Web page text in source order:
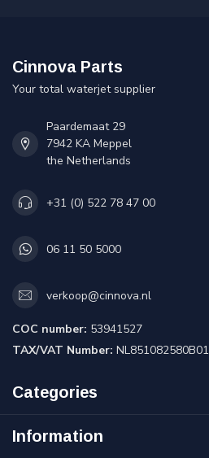
Cinnova Parts
Your total waterjet supplier
Paardemaat 29
7942 KA Meppel
the Netherlands
+31 (0) 522 78 47 00
06 11 50 5000
verkoop@cinnova.nl
COC number: 53941527
TAX/VAT Number: NL851082580B01
Categories
Information